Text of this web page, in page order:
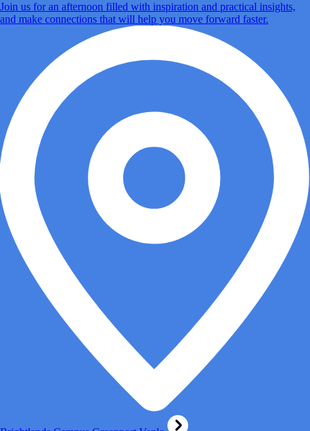
Join us for an afternoon filled with inspiration and practical insights,
and make connections that will help you move forward faster.